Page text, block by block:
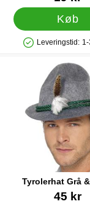
Køb
Leveringstid:
Tyrolerhat Grå
Varenr 1562645 kr
Markér